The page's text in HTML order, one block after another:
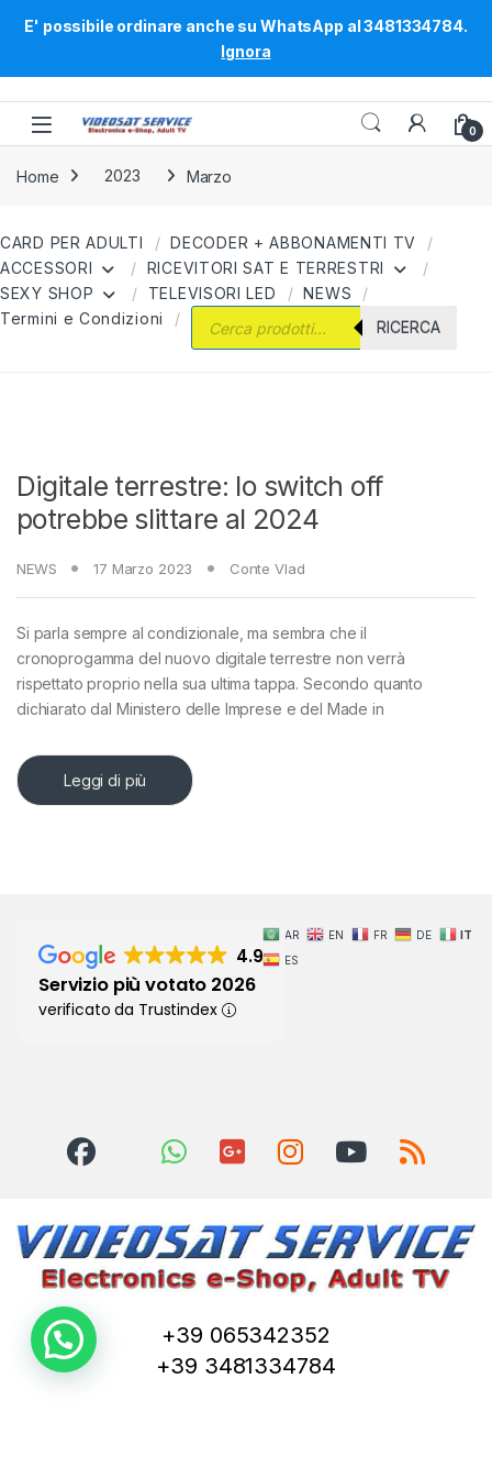
E' possibile ordinare anche su WhatsApp al 3481334784.
Ignora
Skip to navigation
Skip to content
0
Home 2023 Marzo
CARD PER ADULTI
DECODER + ABBONAMENTI TV
ACCESSORI
RICEVITORI SAT E TERRESTRI
SEXY SHOP
TELEVISORI LED
NEWS
Termini e Condizioni
Products search
RICERCA
Digitale terrestre: lo switch off
potrebbe slittare al 2024
NEWS 17 Marzo 2023 Conte Vlad
Si parla sempre al condizionale, ma sembra che il
cronoprogamma del nuovo digitale terrestre non verrà
rispettato proprio nella sua ultima tappa. Secondo quanto
dichiarato dal Ministero delle Imprese e del Made in
Leggi di più
4.9
Servizio più votato 2026
verificato da Trustindex
AR EN FR DE
IT
ES
+39 065342352
+39 3481334784